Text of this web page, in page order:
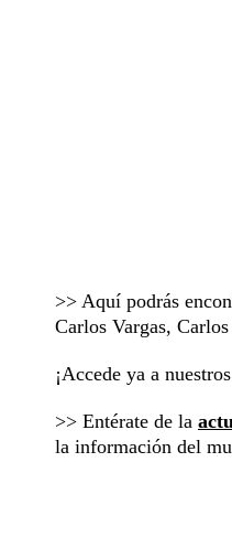
>> Aquí podrás
Carlos Vargas,
¡Accede ya a
>> Entérate de la
la información del